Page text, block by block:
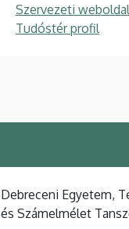
Szervezeti weboldal
Tudóstér profil
Debreceni Egyetem,
és Számelmélet